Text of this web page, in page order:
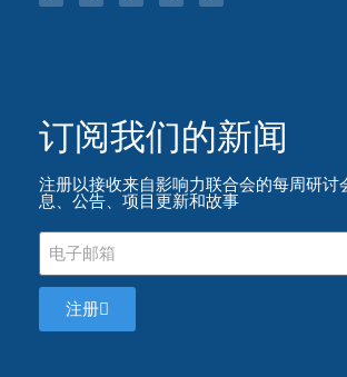
订阅我们的新闻​
注册以接收来自影响力联合会的每周研讨
息、公告、项目更新和故事
注册